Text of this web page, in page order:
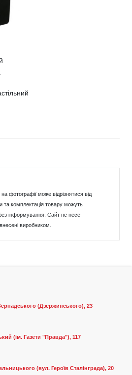
фотографії може відрізнятися від
та комплектація товару можуть
інформування. Сайт не несе
виробником.
(Дзержинського), 23
(ім. Газети "Правда"), 117
(вул. Героїв Сталінграда), 20